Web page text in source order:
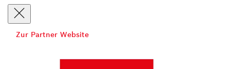
Zur Partner Website